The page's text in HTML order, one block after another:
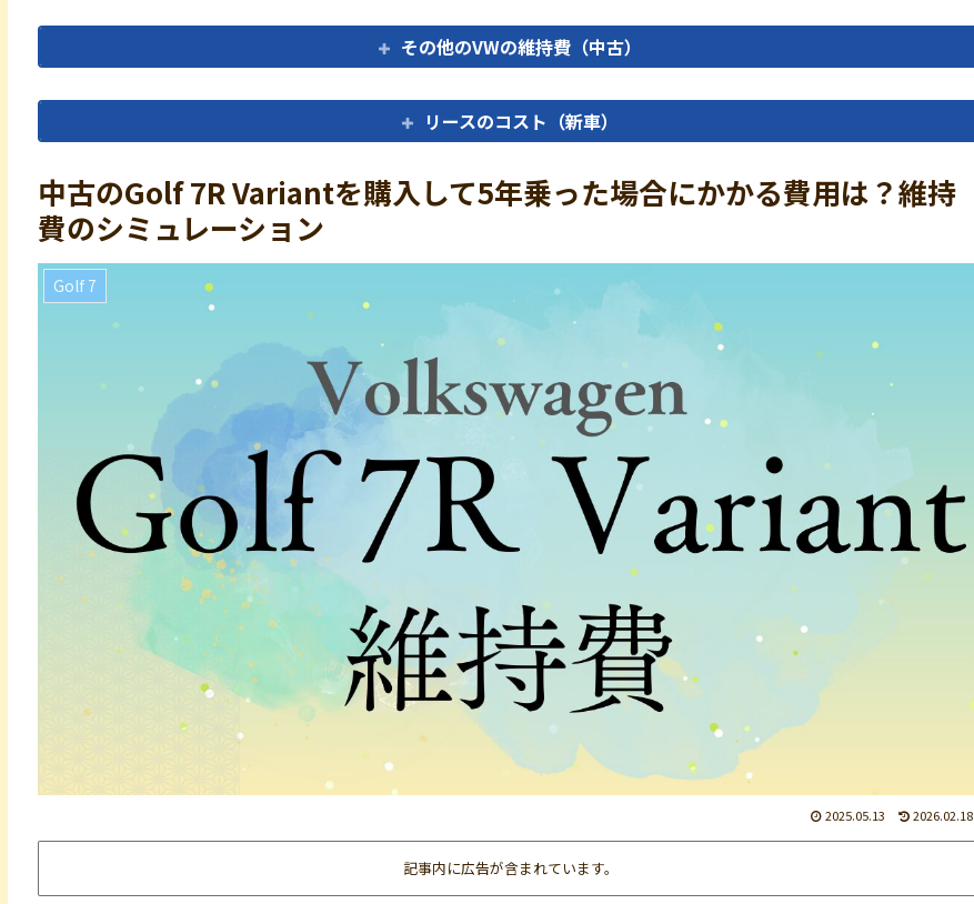
その他のVWの維持費（中古）
リースのコスト（新車）
中古のGolf 7R Variantを購入して5年乗った場合にかかる費用は？維持
費のシミュレーション
Golf 7
2025.05.13 2026.02.18
記事内に広告が含まれています。